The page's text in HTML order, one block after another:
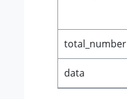
total_number
data